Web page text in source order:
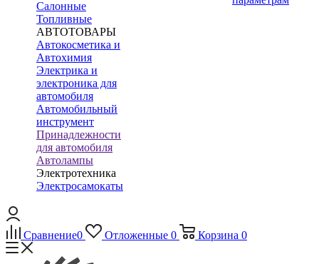
Салонные
Топливные
АВТОТОВАРЫ
Автокосметика и
Автохимия
Электрика и
электроника для
автомобиля
Автомобильный
инструмент
Принадлежности
для автомобиля
Автолампы
Электротехника
Электросамокаты
Сравнение0 Отложенные 0 Корзина 0